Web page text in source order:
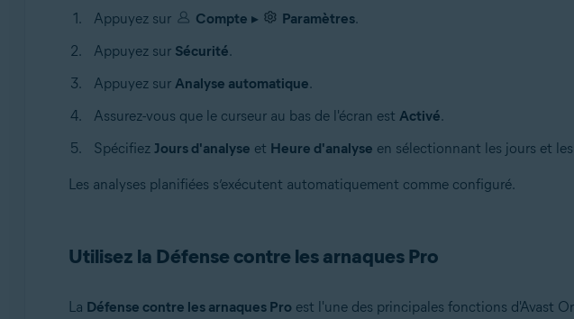
Appuyez sur Compte ▸ Paramètres.
Appuyez sur Sécurité.
Appuyez sur Analyse automatique.
Assurez-vous que le curseur au bas de l'écran est Activé.
Spécifiez Jours d'analyse et Heure d'analyse en sélectionnant les jours et
Les analyses planifiées s’exécutent automatiquement comme configuré.
Utilisez la Défense contre les arnaques Pro
La Défense contre les arnaques Pro est l'une des principales fonctions d'Avast